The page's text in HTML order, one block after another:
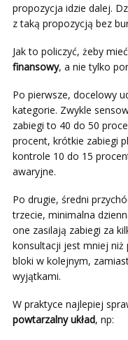
propozycja idzie dalej.
z taką propozycją bez
Jak to policzyć, żeby
finansowy, a nie tylko
Po pierwsze, docelowy
kategorie. Zwykle
zabiegi to 40 do 50
procent, krótkie zabiegi
kontrole 10 do 15
awaryjne.
Po drugie, średni
trzecie, minimalna
one zasilają zabiegi za
konsultacji jest mniej niż
bloki w kolejnym,
wyjątkami.
W praktyce najlepiej
powtarzalny układ, np: